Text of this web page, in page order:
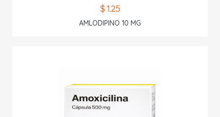
$ 1.25
AMLODIPINO 10 MG